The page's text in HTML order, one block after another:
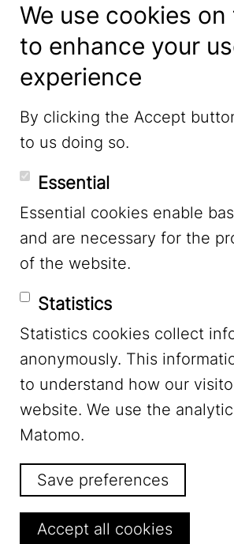
LinkedIn
YouTube
Mastodon
Footer Menu Legal Notice
Privacy
We use cookies
to enhance your
experience
By clicking the Accept
to us doing so.
Essential
Essential cookies enable
and are necessary for the
of the website.
Statistics
Statistics cookies collect
anonymously. This
to understand how our
website. We use the
Matomo.
Save preferences
Accept all cookies